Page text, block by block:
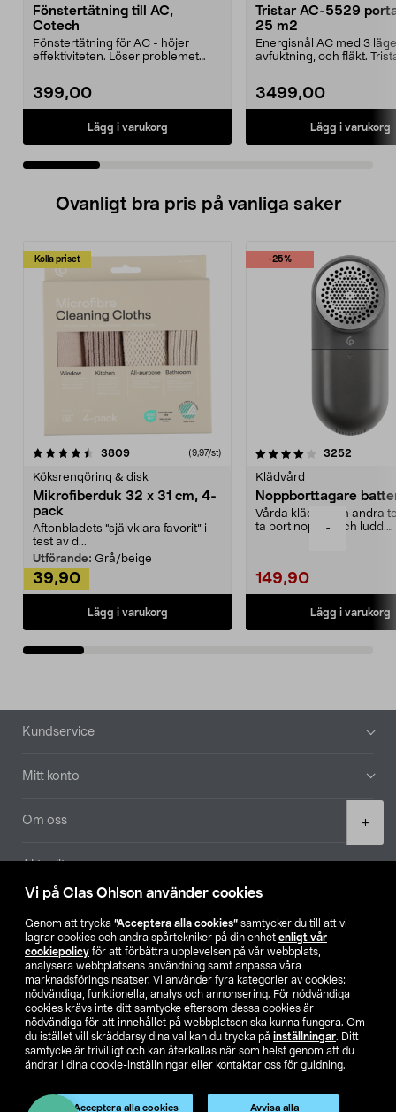
Vi på Clas Ohlson använder cookies
Genom att trycka ”Acceptera alla cookies” samtycker du till att vi
lagrar cookies och andra spårtekniker på din enhet enligt vår
cookiepolicy för att förbättra upplevelsen på vår webbplats,
analysera webbplatsens användning samt anpassa våra
marknadsföringsinsatser. Vi använder fyra kategorier av cookies:
nödvändiga, funktionella, analys och annonsering. För nödvändiga
cookies krävs inte ditt samtycke eftersom dessa cookies är
nödvändiga för att innehållet på webbplatsen ska kunna fungera. Om
du istället vill skräddarsy dina val kan du trycka på inställningar. Ditt
samtycke är frivilligt och kan återkallas när som helst genom att du
ändrar i dina cookie-inställningar eller kontaktar oss för guidning.
Acceptera alla cookies Avvisa alla
-
+
Fönstertätning till AC,
Cotech
Fönstertätning för AC - höjer
effektiviteten. Löser problemet
399,00
Lägg i varukorg
Tristar AC-5529
25 m2
Energisnål AC med 3
avfuktning, och fläkt.
3499,00
Lägg i varukorg
Ovanligt bra pris på vanliga saker
Kolla priset
3809recensioner (9,97/st)
Köksrengöring & disk
Mikrofiberduk 32 x 31 cm, 4-
pack
Aftonbladets "självklara favorit” i
test av d...
Utförande: Grå/beige
39,90
Lägg i varukorg
-25%
4.0av 5 stjärnor 3252
Klädvård
Noppborttagare
Vårda kläder och andra
ta bort noppor och ludd.
149,90
Lägg i varukorg
4.5av 5 stjärnor
Sidfot
Kundservice
Mitt konto
Om oss
Aktuellt
Hitta butik
SE NO FI